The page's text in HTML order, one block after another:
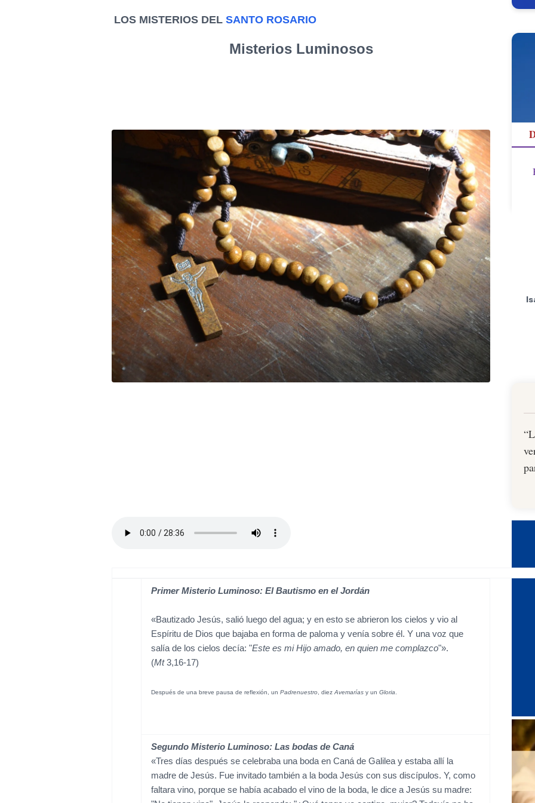
LOS MISTERIOS DEL SANTO ROSARIO
Misterios Luminosos
Primer Misterio Luminoso: El Bautismo en el Jordán
«Bautizado Jesús, salió luego del agua; y en esto se abrieron los cielos y vio al
Espíritu de Dios que bajaba en forma de paloma y venía sobre él. Y una voz que
salía de los cielos decía: "Este es mi Hijo amado, en quien me complazco"».
(Mt3,16-17)
Después de una breve pausa de reflexión, un Padrenuestro , diez Avemarías y un Gloria
Segundo Misterio Luminoso: Las bodas de Caná
«Tres días después se celebraba una boda en Caná de Galilea y estaba allí la
madre de Jesús. Fue invitado también a la boda Jesús con sus discípulos. Y, como
faltara vino, porque se había acabado el vino de la boda, le dice a Jesús su madre: